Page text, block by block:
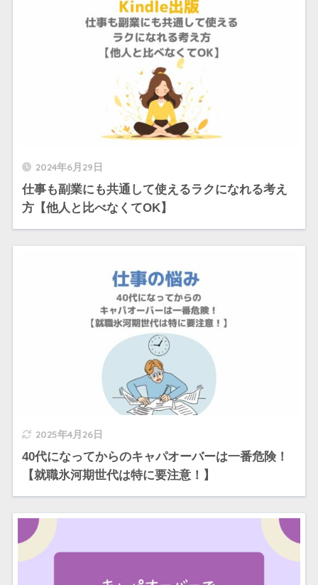
2024年6月29日
仕事も副業にも共通して使えるラクになれる考え
方【他人と比べなくてOK】
2025年4月26日
40代になってからのキャパオーバーは一番危険！
【就職氷河期世代は特に要注意！】